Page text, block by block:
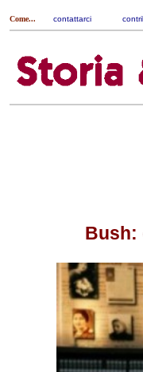
Come... contattarci
Bush: